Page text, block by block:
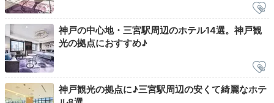
Sightseeing
11:00
ドライブに最適
神戸の中心地・三宮駅周辺のホテル14選。神戸観
光の拠点におすすめ♪
神戸観光の拠点に♪三宮駅周辺の安くて綺麗なホテ